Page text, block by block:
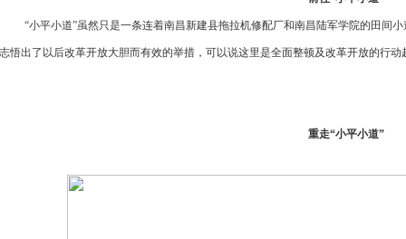
“小平小道”虽然只是一条连着南昌新建县拖拉机修配厂和南昌陆军学院的田间
志悟出了以后改革开放大胆而有效的举措，可以说这里是全面整顿及改革开放的行动
重走“小平小道”